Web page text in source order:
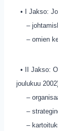
• I Jakso:
–
– omien
• II Jakso:
joulukuu
–
–
–